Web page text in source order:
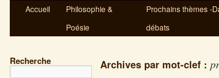
Accueil
Philosophie &
Poésie
Prochains thèmes -
débats
Recherche Archives par mot-clef :